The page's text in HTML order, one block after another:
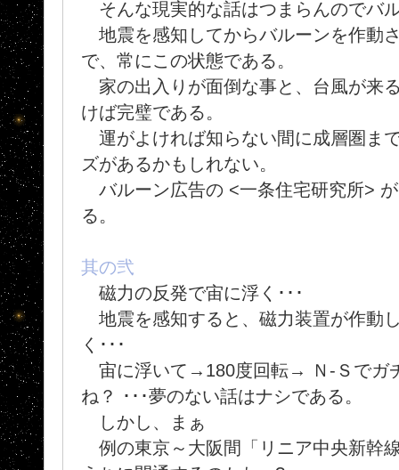
そんな現実的な話はつまらんのでバ
地震を感知してからバルーンを作動
で、常にこの状態である。
家の出入りが面倒な事と、台風が来
けば完璧である。
運がよければ知らない間に成層圏ま
ズがあるかもしれない。
バルーン広告の <一条住宅研究所>
る。
其の弐
磁力の反発で宙に浮く･･･
地震を感知すると、磁力装置が作動
く･･･
宙に浮いて→180度回転→ Ｎ-Ｓでガ
ね？ ･･･夢のない話はナシである。
しかし、まぁ
例の東京～大阪間「リニア中央新幹